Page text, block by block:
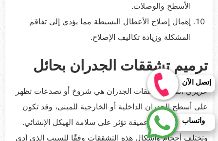
الأسطح والوصلات.
إهمال إصلاح الأعطال البسيطة مما يؤدي إلى تفاقم
المشكلة وزيادة تكاليف الإصلاح.
ترميم تشققات الجدران بحائل
عزيزي القارئ تشققات الجدران هي شروخ أو تصدعات تظهر
على أسطح الجدران الداخلية أو الخارجية للمبنى، وقد تكون
سطحية بسيطة أو عميقة تؤثر على سلامة الهيكل الإنشائي.
وتختلف أحجام وأشكال هذه التشققات وفقًا للسبب الذي أدى
واتساب
إتصل الآن